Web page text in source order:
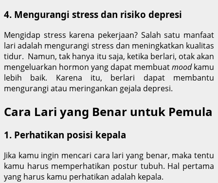
4. Mengurangi stress dan risiko depresi
Mengidap stress karena pekerjaan? Salah satu manfaat
lari adalah mengurangi stress dan meningkatkan kualitas
tidur. Namun, tak hanya itu saja, ketika berlari, otak akan
mengeluarkan hormon yang dapat membuatmoodkamu
lebih baik. Karena itu, berlari dapat membantu
mengurangi atau meringankan gejala depresi.
Cara Lari yang Benar untuk Pemula
1. Perhatikan posisi kepala
Jika kamu ingin mencari cara lari yang benar, maka tentu
kamu harus memperhatikan postur tubuh. Hal pertama
yang harus kamu perhatikan adalah kepala.